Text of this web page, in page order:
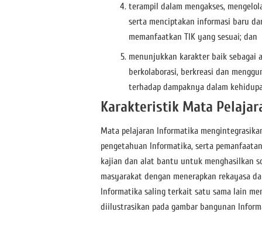
terampil dalam mengakses,
serta menciptakan informasi baru
memanfaatkan TIK yang sesuai; dan
menunjukkan karakter baik sebagai
berkolaborasi, berkreasi dan
terhadap dampaknya dalam
Karakteristik Mata
Mata pelajaran Informatika
pengetahuan Informatika, serta
kajian dan alat bantu untuk menghasilkan
masyarakat dengan menerapkan rekayasa
Informatika saling terkait satu sama lain
diilustrasikan pada gambar bangunan